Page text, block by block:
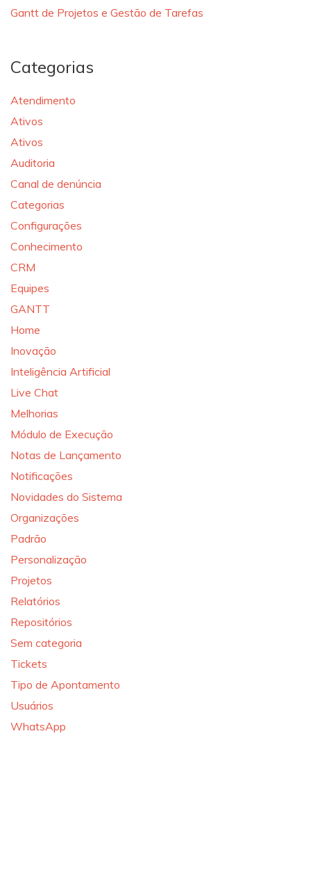
Gantt de Projetos e Gestão de Tarefas
Categorias
Atendimento
Ativos
Ativos
Auditoria
Canal de denúncia
Categorias
Configurações
Conhecimento
CRM
Equipes
GANTT
Home
Inovação
Inteligência Artificial
Live Chat
Melhorias
Módulo de Execução
Notas de Lançamento
Notificações
Novidades do Sistema
Organizações
Padrão
Personalização
Projetos
Relatórios
Repositórios
Sem categoria
Tickets
Tipo de Apontamento
Usuários
WhatsApp